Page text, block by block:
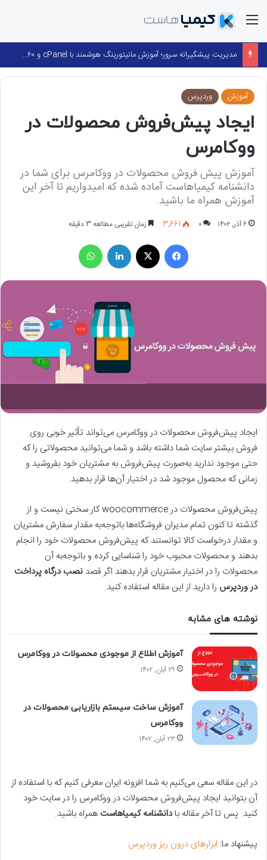
مدیریت پیشگیرانه سرور؛ آموزش مانیتورینگ هوشمند با cPanel و ۳۶۰ Monitoring
آموزش وردپرس
ایجاد پیش‌فروش محصولات در
ووکامرس
آموزش پیش فروش محصولات در ووکامرس برای شما در
دانشنامه کیمیاهاست آماده شده که امیدواریم تا آخر این
آموزش همراه ما باشید.
۶ آذر, ۱۴۰۲ ۰ 3,661 زمان تقریبی مطالعه 3 دقیقه
ایجاد پیش‌فروش محصولات در ووکامرس می‌تواند تأثیر خوبی روی
فروش بیشتر سایت شما داشته باشد و شما می‌توانید محصولاتی را که
حتی موجود ندارید به‌صورت پیش‌فروش به مشتریان خود بفروشید و
زمانی که محصول موجود شد در اختیار آن‌ها قرار بدهید.
پیش‌فروش محصولات در woocommerce کار سختی نیست و از
گذشته تا کنون تمام مدیران فروشگاه‌ها باتوجه‌به مقدار سفارش مشتریان
و مقدار درخواست کالا توانستند که پیش‌فروش محصولات خود را انجام
بدهند و محصولات محبوب خود را شناسایی کرده و باتوجه‌به آن
محصولات را در اختیار مشتریان قرار بدهند اگر قصدنصب درگاه پرداخت
در وردپرس را دارید از این مقاله استفاده کنید.
نوشته های مشابه
آموزش اطلاع از موجودی محصولات در ووکامرس
۲۹ آبان, ۱۴۰۲
آموزش ساخت سیستم بازاریابی محصولات در
ووکامرس
۲۳ آبان, ۱۴۰۲
در این مقاله سعی می‌کنیم به شما افزونه ایران معرفی کنیم که با استفاده از
آن بتوانید ایجاد پیش‌فروش محصولات در ووکامرس را در سایت خود
کنید. پس تا آخر مقاله بادانشنامه کیمیاهاست همراه باشید.
پیشنهاد ما: ابزارهای درون ریز وردپرس